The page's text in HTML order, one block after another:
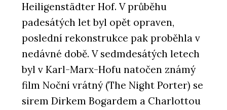
Heiligenstädter Hof. V průběhu
padesátých let byl opět opraven,
poslední rekonstrukce pak proběhla v
nedávné době. V sedmdesátých letech
byl v Karl-Marx-Hofu natočen známý
film Noční vrátný (The Night Porter) se
sirem Dirkem Bogardem a Charlottou